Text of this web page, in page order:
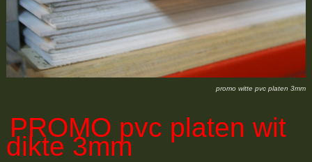
promo witte pvc platen 3mm
PROMO pvc platen wit
dikte 3mm